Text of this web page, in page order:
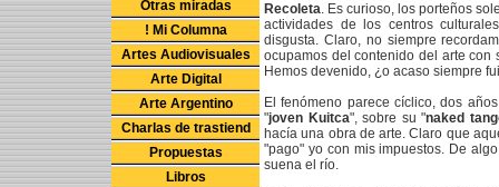
Otras miradas
! Mi Columna
Artes Audiovisuales
Arte Digital
Arte Argentino
Charlas de trastiend
Propuestas
Libros
Recoleta. Es curioso, los porteños
actividades de los centros
disgusta. Claro, no siempre
ocupamos del contenido del arte con
Hemos devenido, ¿o acaso siempre
El fenómeno parece cíclico, dos
"joven Kuitca", sobre su "naked
hacía una obra de arte. Claro que
"pago" yo con mis impuestos. De
suena el río.